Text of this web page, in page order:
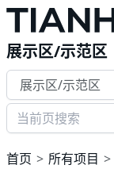
展示区/示范区
展示区/示范区
首页 所有项目